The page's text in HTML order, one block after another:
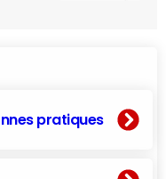
pratiques